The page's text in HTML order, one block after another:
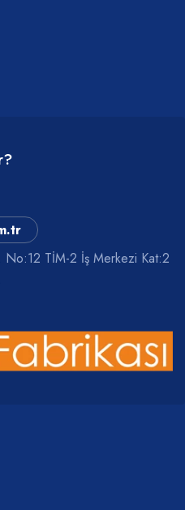
TİM-2 İş Merkezi Kat:2